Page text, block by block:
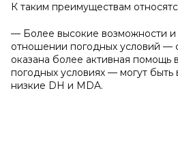
К таким преимуществам
— Более высокие возможности и
отношении погодных условий —
оказана более активная помощь
погодных условиях — могут
низкие DH и MDA.